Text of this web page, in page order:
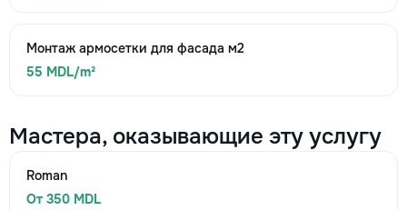
Монтаж армосетки для фасада м2
55 MDL/m²
Мастера, оказывающие эту услугу
Roman
От 350 MDL